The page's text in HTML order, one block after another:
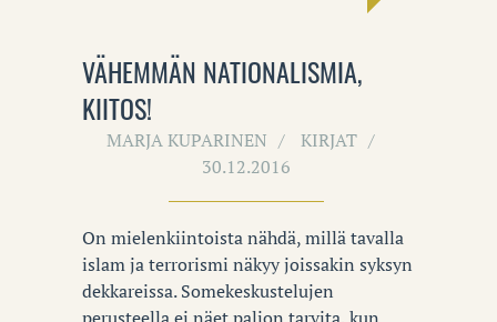
VÄHEMMÄN NATIONALISMIA,
KIITOS!
MARJA KUPARINEN
KIRJAT
30.12.2016
On mielenkiintoista nähdä, millä tavalla
islam ja terrorismi näkyy joissakin syksyn
dekkareissa. Somekeskustelujen